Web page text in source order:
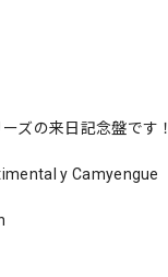
ズの来日記念盤です！
y Camyengue